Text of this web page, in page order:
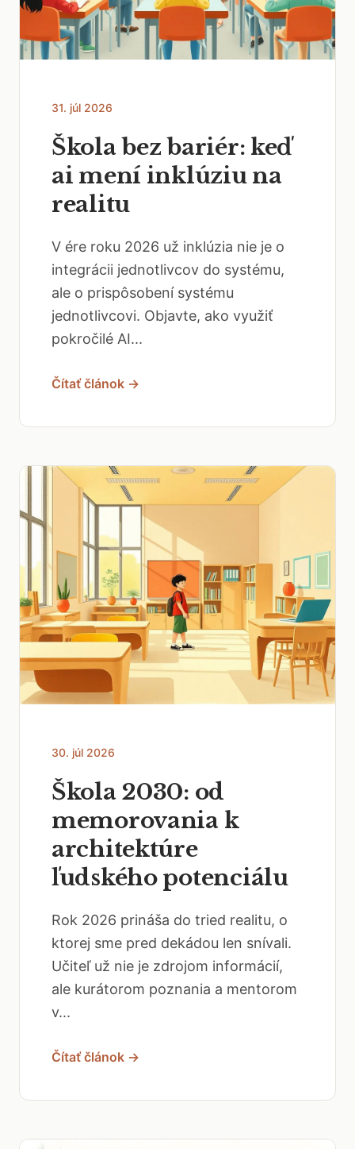
31. júl 2026
Škola bez bariér: keď
ai mení inklúziu na
realitu
V ére roku 2026 už inklúzia nie je o
integrácii jednotlivcov do systému,
ale o prispôsobení systému
jednotlivcovi. Objavte, ako využiť
pokročilé AI...
Čítať článok →
30. júl 2026
Škola 2030: od
memorovania k
architektúre
ľudského potenciálu
Rok 2026 prináša do tried realitu, o
ktorej sme pred dekádou len snívali.
Učiteľ už nie je zdrojom informácií,
ale kurátorom poznania a mentorom
v...
Čítať článok →